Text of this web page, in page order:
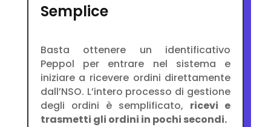
Semplice
Basta ottenere un identificativo
Peppol per entrare nel sistema e
iniziare a ricevere ordini direttamente
dall’NSO. L’intero processo di gestione
degli ordini è semplificato, ricevi e
trasmetti gli ordini in pochi secondi.